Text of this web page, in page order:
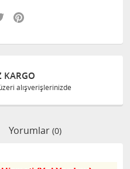
Twitter
KARGO
alışverişlerinizde
Yorumlar (0)